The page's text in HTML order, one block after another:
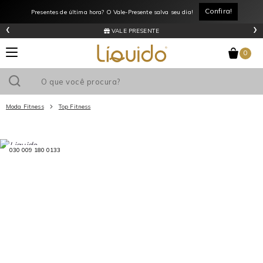
Presentes de última hora? O Vale-Presente salva seu dia! Confira!
VALE PRESENTE
‹ ›
0
Moda Fitness Top Fitness
030 009 180 0133